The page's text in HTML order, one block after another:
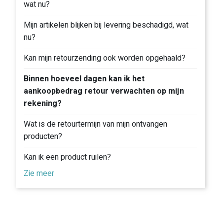
wat nu?
Mijn artikelen blijken bij levering beschadigd, wat
nu?
Kan mijn retourzending ook worden opgehaald?
Binnen hoeveel dagen kan ik het
aankoopbedrag retour verwachten op mijn
rekening?
Wat is de retourtermijn van mijn ontvangen
producten?
Kan ik een product ruilen?
Zie meer